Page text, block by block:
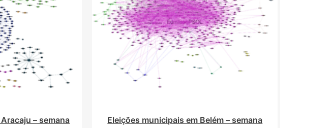
– semana
Eleições municipais em Belém – semana